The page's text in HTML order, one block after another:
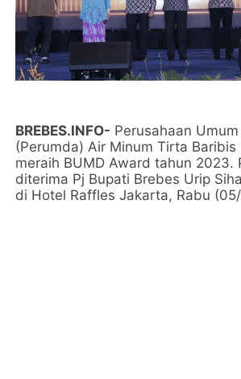
BREBES.INFO- Perusahaan
(Perumda) Air Minum Tirta Baribis
meraih BUMD Award tahun 2023.
diterima Pj Bupati Brebes Urip
di Hotel Raffles Jakarta, Rabu